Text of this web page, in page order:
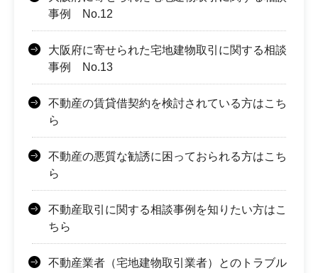
事例 No.12
大阪府に寄せられた宅地建物取引に関する相談
事例 No.13
不動産の賃貸借契約を検討されている方はこち
ら
不動産の悪質な勧誘に困っておられる方はこち
ら
不動産取引に関する相談事例を知りたい方はこ
ちら
不動産業者（宅地建物取引業者）とのトラブル